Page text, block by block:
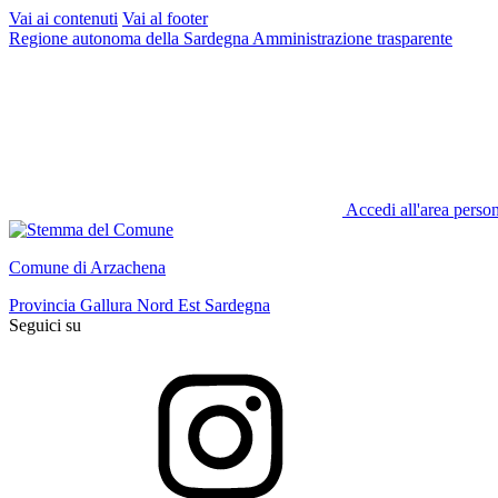
Vai ai contenuti Vai al footer
Regione autonoma della Sardegna Amministrazione trasparente
Accedi all'area
Comune di Arzachena
Provincia Gallura Nord Est Sardegna
Seguici su